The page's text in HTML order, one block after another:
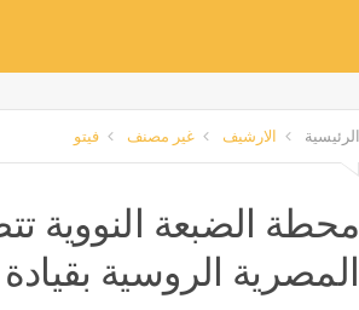
الرئيسية الارشيف غير مصنف فيتو
محطة الضبعة النووية
المصرية الروسية